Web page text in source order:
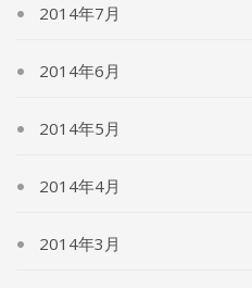
2014年7月
2014年6月
2014年5月
2014年4月
2014年3月